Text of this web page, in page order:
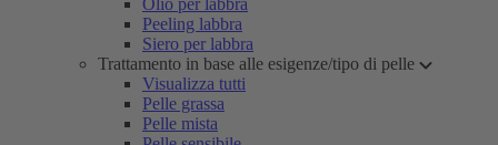
Olio per labbra
Peeling labbra
Siero per labbra
Trattamento in base alle esigenze/tipo di pelle
Visualizza tutti
Pelle grassa
Pelle mista